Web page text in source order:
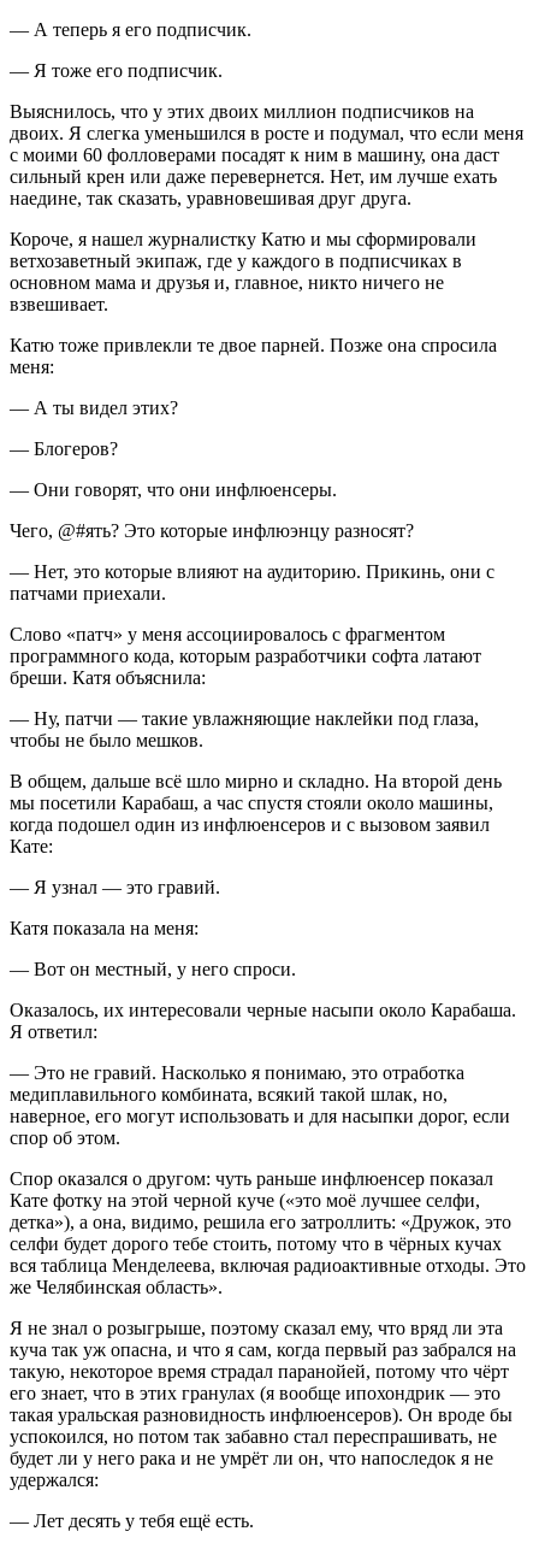
— А теперь я его подписчик.
— Я тоже его подписчик.
Выяснилось, что у этих двоих миллион подписчиков на
двоих. Я слегка уменьшился в росте и подумал, что если меня
с моими 60 фолловерами посадят к ним в машину, она даст
сильный крен или даже перевернется. Нет, им лучше ехать
наедине, так сказать, уравновешивая друг друга.
Короче, я нашел журналистку Катю и мы сформировали
ветхозаветный экипаж, где у каждого в подписчиках в
основном мама и друзья и, главное, никто ничего не
взвешивает.
Катю тоже привлекли те двое парней. Позже она спросила
меня:
— А ты видел этих?
— Блогеров?
— Они говорят, что они инфлюенсеры.
Чего, @#ять? Это которые инфлюэнцу разносят?
— Нет, это которые влияют на аудиторию. Прикинь, они с
патчами приехали.
Слово «патч» у меня ассоциировалось с фрагментом
программного кода, которым разработчики софта латают
бреши. Катя объяснила:
— Ну, патчи — такие увлажняющие наклейки под глаза,
чтобы не было мешков.
В общем, дальше всё шло мирно и складно. На второй день
мы посетили Карабаш, а час спустя стояли около машины,
когда подошел один из инфлюенсеров и с вызовом заявил
Кате:
— Я узнал — это гравий.
Катя показала на меня:
— Вот он местный, у него спроси.
Оказалось, их интересовали черные насыпи около Карабаша.
Я ответил:
— Это не гравий. Насколько я понимаю, это отработка
медиплавильного комбината, всякий такой шлак, но,
наверное, его могут использовать и для насыпки дорог, если
спор об этом.
Спор оказался о другом: чуть раньше инфлюенсер показал
Кате фотку на этой черной куче («это моё лучшее селфи,
детка»), а она, видимо, решила его затроллить: «Дружок, это
селфи будет дорого тебе стоить, потому что в чёрных кучах
вся таблица Менделеева, включая радиоактивные отходы. Это
же Челябинская область».
Я не знал о розыгрыше, поэтому сказал ему, что вряд ли эта
куча так уж опасна, и что я сам, когда первый раз забрался на
такую, некоторое время страдал паранойей, потому что чёрт
его знает, что в этих гранулах (я вообще ипохондрик — это
такая уральская разновидность инфлюенсеров). Он вроде бы
успокоился, но потом так забавно стал переспрашивать, не
будет ли у него рака и не умрёт ли он, что напоследок я не
удержался:
— Лет десять у тебя ещё есть.